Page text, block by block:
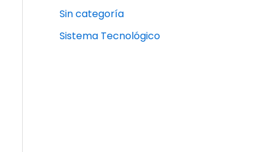
Sin categoría
Sistema Tecnológico